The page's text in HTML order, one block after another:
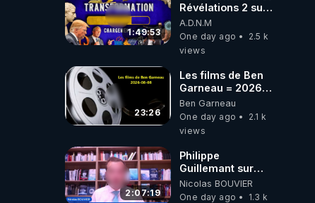
1:49:53
Révélations 2 sur
2 - live du
07/08/26
A.D.N.M
One day ago
2.5 k
views
23:26
Les films de Ben
Garneau = 2026-
08-08
Ben Garneau
One day ago
2.1 k
views
2:07:19
Philippe
Guillemant sur
l’IA, la conscience
et les OVNI
Nicolas BOUVIER
One day ago
1.3 k